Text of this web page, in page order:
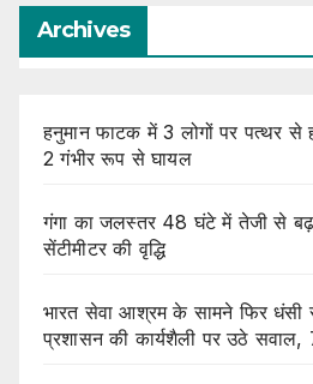
Archives
हनुमान फाटक में 3 लोगों पर पत्थर से
2 गंभीर रूप से घायल
गंगा का जलस्तर 48 घंटे में तेजी से
सेंटीमीटर की वृद्धि
भारत सेवा आश्रम के सामने फिर
प्रशासन की कार्यशैली पर उठे सवाल,